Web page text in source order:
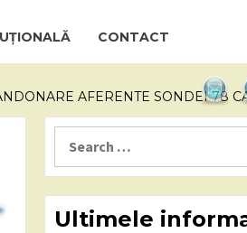
CONTACT
AFERENTE SONDEI 78
Ultimele